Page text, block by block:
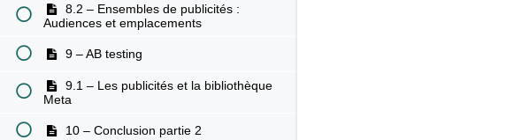
8.2 – Ensembles de publicités :
Audiences et emplacements
9 – AB testing
9.1 – Les publicités et la bibliothèque
Meta
10 – Conclusion partie 2